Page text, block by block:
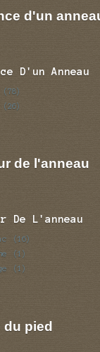
d'un
D'un Anneau
(78)
(26)
de l'anneau
De L'anneau
(16)
(1)
(1)
du pied